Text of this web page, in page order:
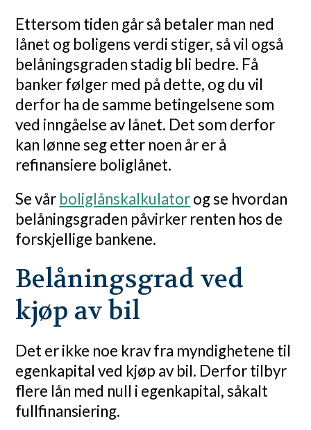
Ettersom tiden går så betaler man ned
lånet og boligens verdi stiger, så vil også
belåningsgraden stadig bli bedre. Få
banker følger med på dette, og du vil
derfor ha de samme betingelsene som
ved inngåelse av lånet. Det som derfor
kan lønne seg etter noen år er å
refinansiere boliglånet.
Se vår boliglånskalkulatorog se hvordan
belåningsgraden påvirker renten hos de
forskjellige bankene.
Belåningsgrad ved
kjøp av bil
Det er ikke noe krav fra myndighetene til
egenkapital ved kjøp av bil. Derfor tilbyr
flere lån med null i egenkapital, såkalt
fullfinansiering.